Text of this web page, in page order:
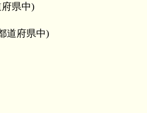
府県中)
道府県中)